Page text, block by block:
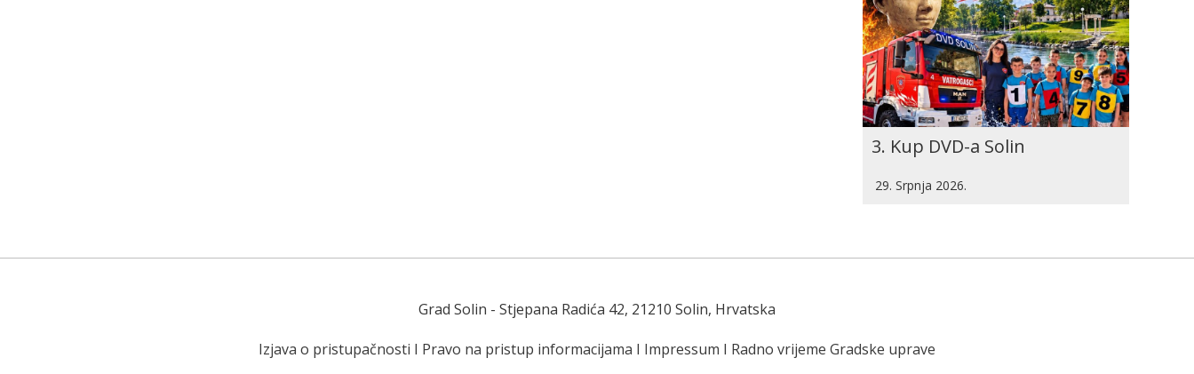
3. Kup DVD-a Solin
29. Srpnja 2026.
Grad Solin - Stjepana Radića 42, 21210 Solin, Hrvatska
Izjava o pristupačnosti I Pravo na pristup informacijama I Impressum I Radno vrijeme Gradske uprave